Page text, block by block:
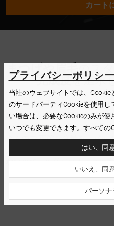
カート
まつげや眉毛のス
完成度を追求
フロック加工されたアプリケ
め、より少量で正確に化粧品
このアプリケーターは、適量
きるので 正確な分量を。パッ
入っており、長期間使用する
ないので、作業がスムーズに
プライバシーポリシー
当社のウェブサイトでは、
のサードパーティCookieを使用
い場合は、必要なCookieのみが
いつでも変更できます。すべての
はい、同
いいえ、同
パーソナ